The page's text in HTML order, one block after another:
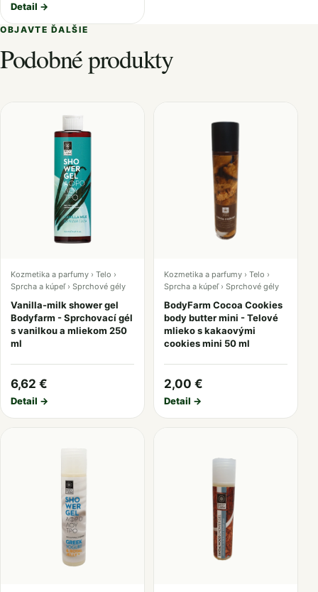
Detail →
OBJAVTE ĎALŠIE
Podobné produkty
Kozmetika a parfumy › Telo ›
Sprcha a kúpeľ › Sprchové gély
Vanilla-milk shower gel
Bodyfarm - Sprchovací gél
s vanilkou a mliekom 250
ml
6,62 €
Detail →
Kozmetika a parfumy › Telo ›
Sprcha a kúpeľ › Sprchové gély
BodyFarm Cocoa Cookies
body butter mini - Telové
mlieko s kakaovými
cookies mini 50 ml
2,00 €
Detail →